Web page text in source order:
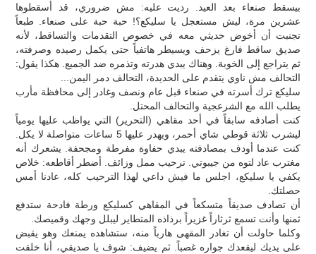
بيسقط صنعاء بعد العيد. رديت عليه: مش ضروري، قد أسقطوها
عشرين مرة، ليش مستعجل يا سليكع؟! حبة حبة على صنعاء. طبعاً
تجنبت أن أخوض حديثي معه في خصوص التقدمات والتساقط، لأنه
صديق ساقط فارغ يزحف ويسيطر هاتفياً حتى يكمل رصيده وصرفته،
ثم يتراجع إلى الخوبة. وهناك يبدي هدرته وتذمره ضد الجميع. هكذا يقول:
التحالف مش ناوي يتقدم على الحديدة، التحالف دمر اليمن...
سليكع ترك أسرته في صنعاء قبل عام ونصف وغادر إلى محافظة مأرب
يطلب الله مع الشرعجية والتحالف المحتل.
كنت أصادفه سابقاً في أحد مقاهي (التحرير) التي يواظب عليها يومياً
ليشرب ثلاثة قوطي شاي أحمر، ويهدر عليها 5 ساعات متواصلة لا يكل.
كنت عندما أودف بمصادفته يبدي حفاوة مفرطة ومجحفة. يشعرك أنه
مغترب عاد لتوه من جيبوتي. ترحيب ممل وزائف. أضطر أقاطعه: خلاص
يكفي يا سليكع، اجلس ما فيش داعي لهذا الترحيب كله، عادنا أمس
حصلتك.
أن تصادف صديقاً متسكعاً في المقاهي كسليكع ورطة فادحة ستدفع
ثمنها وأنت تسمع ثرثاراً غزيراً برذاذه المتطاير ليبلل وجهك وقميصك.
وكلما حاولت أن تغادر المقهى هارباً منه، ستشاهده يمنعك وهو يقبض
على يديك ليقعدك جواره غصباً. ثم يضيف: شوف يا صديقي، أنا خلقت